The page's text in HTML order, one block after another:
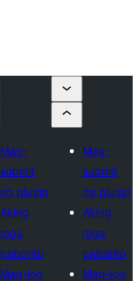
Mag-
submit
ng plugin
Aking
mga
paborito
Mag-log
Mag-
submit
ng plugin
Aking
mga
paborito
Mag-log